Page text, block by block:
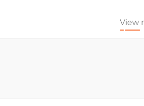
View